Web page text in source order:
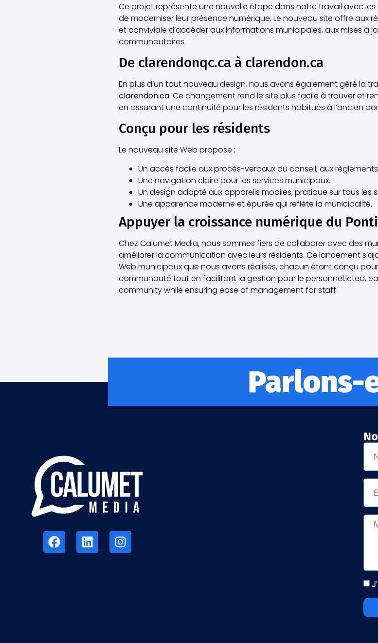
Ce projet représente une nouvelle étape dans notre travail avec
de moderniser leur présence numérique. Le nouveau site offre aux
et conviviale d’accéder aux informations municipales, aux mises à
communautaires.
De clarendonqc.ca à clarendon.ca
En plus d’un tout nouveau design, nous avons également géré la
clarendon.ca. Ce changement rend le site plus facile à trouver et
en assurant une continuité pour les résidents habitués à l’ancien
Conçu pour les résidents
Le nouveau site Web propose :
Un accès facile aux procès-verbaux du conseil, aux
Une navigation claire pour les services municipaux.
Un design adapté aux appareils mobiles, pratique sur tous les
Une apparence moderne et épurée qui reflète la municipalité.
Appuyer la croissance numérique du
Chez Calumet Media, nous sommes fiers de collaborer avec des
améliorer la communication avec leurs résidents. Ce lancement
Web municipaux que nous avons réalisés, chacun étant conçu
communauté tout en facilitant la gestion pour le personnel.leted,
community while ensuring ease of management for staff.
Parlons-